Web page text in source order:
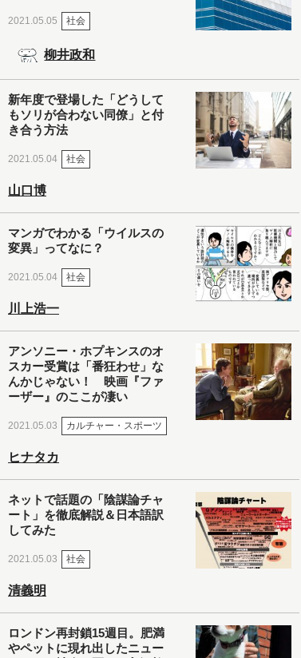
2021.05.05 社会
柳井政和
新年度で登場した「どうして
もソリが合わない同僚」と付
き合う方法
2021.05.04 社会
山口博
マンガでわかる「ウイルスの
変異」ってなに？
2021.05.04 社会
川上浩一
アンソニー・ホプキンスのオ
スカー受賞は「番狂わせ」な
んかじゃない！ 映画『ファ
ーザー』のここが凄い
2021.05.03 カルチャー・スポーツ
ヒナタカ
ネットで話題の「陰謀論チャ
ート」を徹底解説＆日本語訳
してみた
2021.05.03 社会
清義明
ロンドン再封鎖15週目。肥満
やペットに現れ出したニュー